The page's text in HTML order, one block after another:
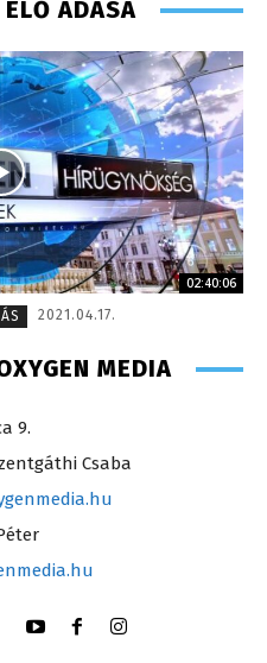
ADÁSA
02:40:06
2021.04.17.
MEDIA
9.
Csaba